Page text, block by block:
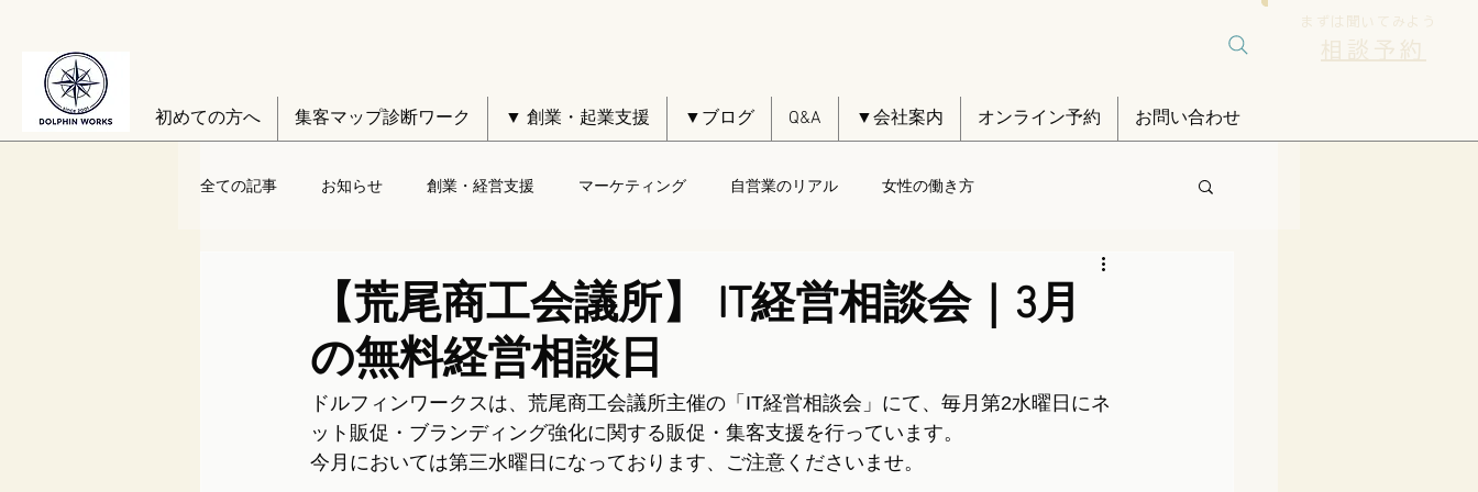
初めての方へ 集客マップ診断ワーク ▼ 創業・起業支援 ▼ブログ Q&A ▼会社案内 オンライン予約 お問い合わせ
まずは聞いてみよう
相談予約
全ての記事 お知らせ 創業・経営支援 マーケティング 自営業のリアル 女性の働き方
【荒尾商工会議所】 IT経営相談会｜3月
の無料経営相談日
ドルフィンワークスは、荒尾商工会議所主催の「IT経営相談会」にて、毎月第2水曜日にネ
ット販促・ブランディング強化に関する販促・集客支援を行っています。
今月においては第三水曜日になっております、ご注意くださいませ。